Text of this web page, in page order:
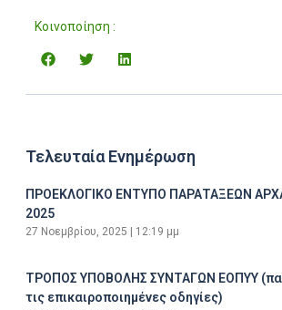
Κοινοποίηση :
Τελευταία Ενημέρωση
ΠΡΟΕΚΛΟΓΙΚΟ ΕΝΤΥΠΟ ΠΑΡΑΤΑΞΕΩΝ
2025
27 Νοεμβρίου, 2025 12:19 μμ
ΤΡΟΠΟΣ ΥΠΟΒΟΛΗΣ ΣΥΝΤΑΓΩΝ ΕΟΠΥΥ
τις επικαιροποιημένες οδηγίες)